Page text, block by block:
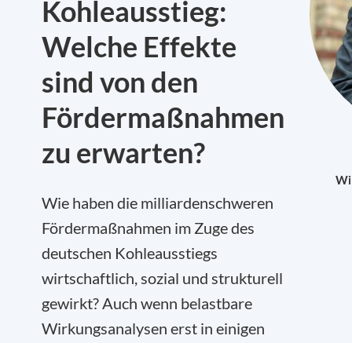
Kohleausstieg:
Welche Effekte
sind von den
Fördermaßnahmen
zu erwarten?
Wie haben die milliardenschweren
Fördermaßnahmen im Zuge des
deutschen Kohleausstiegs
wirtschaftlich, sozial und strukturell
gewirkt? Auch wenn belastbare
Wirkungsanalysen erst in einigen